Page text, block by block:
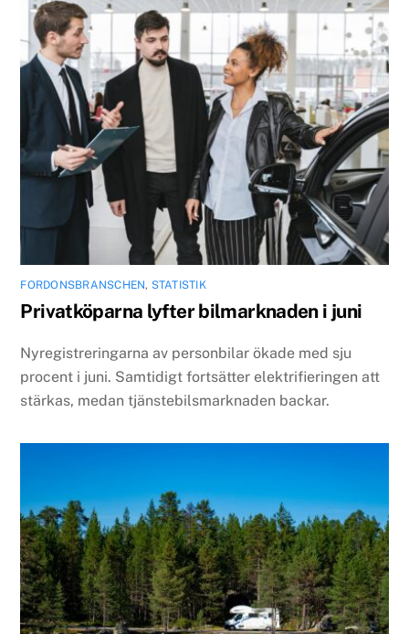
FORDONSBRANSCHEN, STATISTIK
Privatköparna lyfter bilmarknaden i juni
Nyregistreringarna av personbilar ökade med sju
procent i juni. Samtidigt fortsätter elektrifieringen att
stärkas, medan tjänstebilsmarknaden backar.